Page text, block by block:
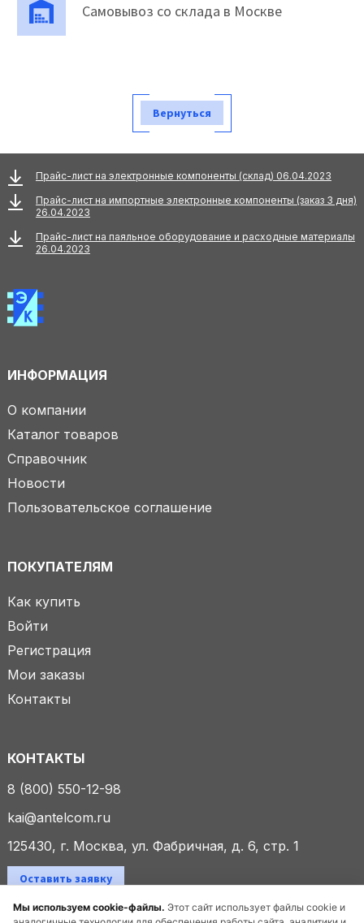
Мы используем cookie-файлы. Этот сайт использует файлы cookie и
Самовывоз со склада в Москве
Вернуться
Прайс-лист на электронные компоненты (склад) 06.04.2023
Прайс-лист на импортные электронные компоненты (заказ 3 дня)
26.04.2023
Прайс-лист на паяльное оборудование и расходные материалы
26.04.2023
ИНФОРМАЦИЯ
О компании
Каталог товаров
Справочник
Новости
Пользовательское соглашение
ПОКУПАТЕЛЯМ
Как купить
Войти
Регистрация
Мои заказы
Контакты
КОНТАКТЫ
8 (800) 550-12-98
kai@antelcom.ru
125430, г. Москва, ул. Фабричная, д. 6, стр. 1
Оставить заявку